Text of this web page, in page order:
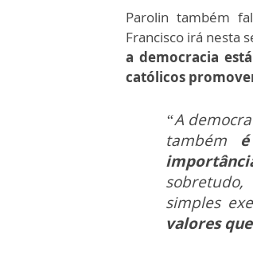
Parolin também
Francisco irá nesta
a democracia
católicos
“A
também
sobretudo,
simples
valores